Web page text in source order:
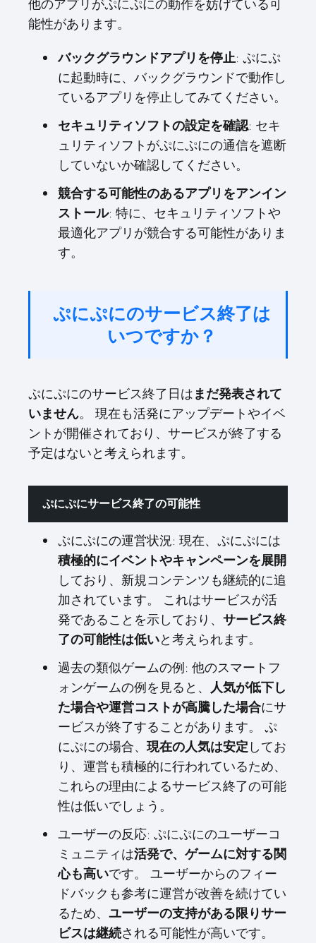
他のアプリがぷにぷにの動作を妨げている可
能性があります。
バックグラウンドアプリを停止: ぷにぷ
に起動時に、バックグラウンドで動作し
ているアプリを停止してみてください。
セキュリティソフトの設定を確認: セキ
ュリティソフトがぷにぷにの通信を遮断
していないか確認してください。
競合する可能性のあるアプリをアンイン
ストール: 特に、セキュリティソフトや
最適化アプリが競合する可能性がありま
す。
ぷにぷにのサービス終了は
いつですか？
ぷにぷにのサービス終了日は まだ発表されて
いません。 現在も活発にアップデートやイベ
ントが開催されており、サービスが終了する
予定はないと考えられます。
ぷにぷにサービス終了の可能性
ぷにぷにの運営状況: 現在、ぷにぷには
積極的にイベントやキャンペーンを展開
しており、新規コンテンツも継続的に追
加されています。 これはサービスが活
発であることを示しており、
サービス終
了の可能性は低いと考えられます。
過去の類似ゲームの例: 他のスマートフ
ォンゲームの例を見ると、
人気が低下し
た場合や運営コストが高騰した場合にサ
ービスが終了することがあります。 ぷ
にぷにの場合、
現在の人気は安定 してお
り、運営も積極的に行われているため、
これらの理由によるサービス終了の可能
性は低いでしょう。
ユーザーの反応: ぷにぷにのユーザーコ
ミュニティは活発で、ゲームに対する関
心も高いです。 ユーザーからのフィー
ドバックも参考に運営が改善を続けてい
るため、
ユーザーの支持がある限りサー
ビスは継続される可能性が高いです。